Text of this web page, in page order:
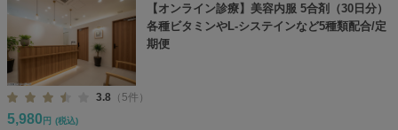
【オンライン診療】美容内服 5合剤（30日分）
各種ビタミンやL-システインなど5種類配合/定
期便
3.8 （5件）
5,980 円 (税込)